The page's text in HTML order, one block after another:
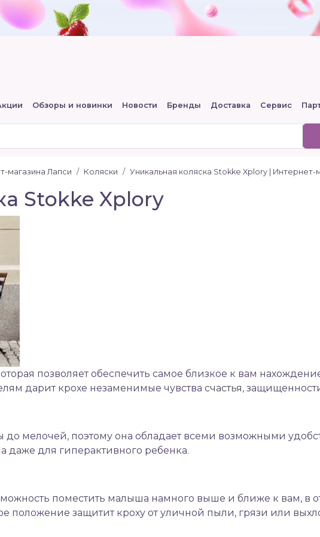
Обзоры и новинки Новости Бренды Доставка Сервис
магазина Лапси Коляски Уникальная коляска Stokke Xplory | Интернет-
Stokke Xplory
позволяет обеспечить самое близкое к вам
дарит крохе незаменимые чувства счастья,
мелочей, поэтому она обладает всеми возможными
даже для гиперактивного ребенка.
поместить малыша намного выше и ближе к вам, в
положение защитит кроху от уличной пыли, грязи или